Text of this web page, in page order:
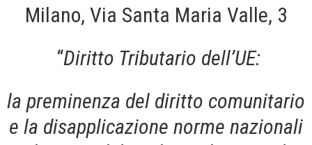
REDAZIONE
PEER REVIEW
AUTORI
COLLABORA CON NOI
Milano, Via Santa Maria Valle, 3
“Diritto Tributario dell’UE:
la preminenza del diritto comunitario
e la disapplicazione norme nazionali